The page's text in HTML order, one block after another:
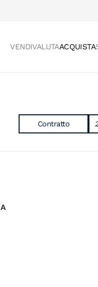
VENDIVALUTAACQUISTA
Contratto